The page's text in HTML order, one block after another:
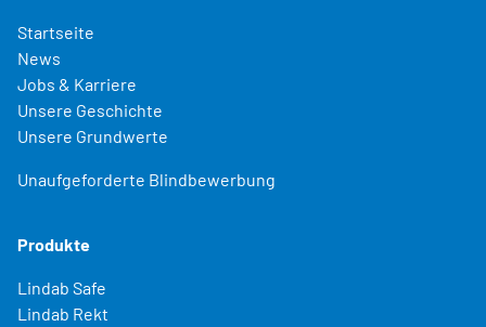
Startseite
News
Jobs & Karriere
Unsere Geschichte
Unsere Grundwerte
Unaufgeforderte Blindbewerbung
Produkte
Lindab Safe
Lindab Rekt